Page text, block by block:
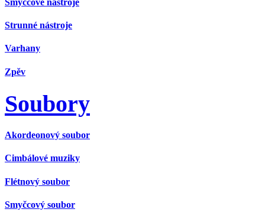
Strunné nástroje
Varhany
Zpěv
Soubory
Akordeonový soubor
Cimbálové muziky
Flétnový soubor
Smyčcový soubor